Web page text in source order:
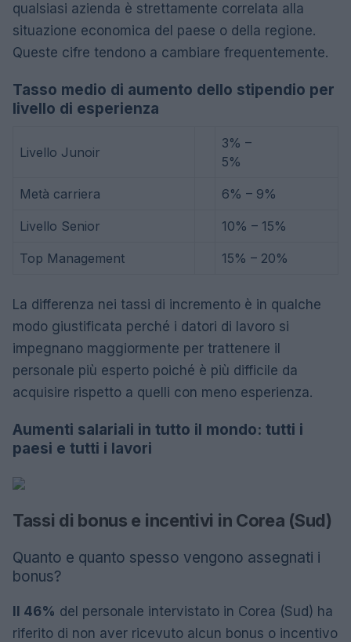
qualsiasi azienda è strettamente correlata alla
situazione economica del paese o della regione.
Queste cifre tendono a cambiare frequentemente.
Tasso medio di aumento dello stipendio per
livello di esperienza
Livello Junoir
3% –
5%
Metà carriera 6% – 9%
Livello Senior 10% – 15%
Top Management 15% – 20%
La differenza nei tassi di incremento è in qualche
modo giustificata perché i datori di lavoro si
impegnano maggiormente per trattenere il
personale più esperto poiché è più difficile da
acquisire rispetto a quelli con meno esperienza.
Aumenti salariali in tutto il mondo: tutti i
paesi e tutti i lavori
Tassi di bonus e incentivi in ​​Corea (Sud)
Quanto e quanto spesso vengono assegnati i
bonus?
Il 46% del personale intervistato in Corea (Sud) ha
riferito di non aver ricevuto alcun bonus o incentivo